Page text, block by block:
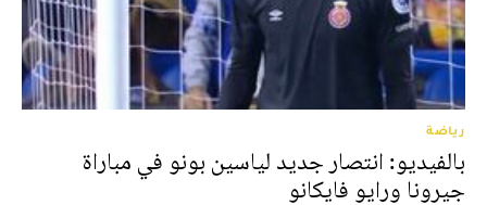
رياضة
بالفيديو: انتصار جديد لياسين بونو في مباراة
جيرونا ورايو فايكانو